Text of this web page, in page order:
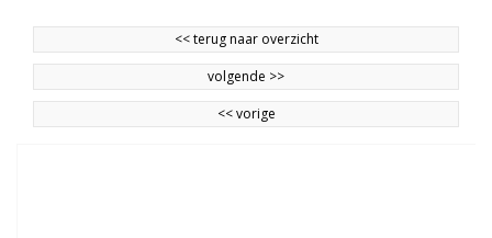
<<terug naar overzicht
volgende >>
<<vorige